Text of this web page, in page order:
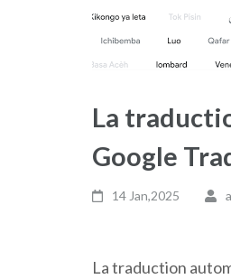
La
Google
14 Jan,2025
La traduction